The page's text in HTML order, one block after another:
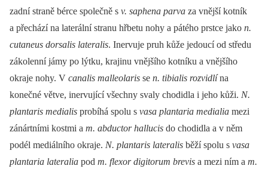
zadní straně bérce společně s v. saphena parva za vnější kotník
a přechází na laterální stranu hřbetu nohy a pátého prstce jako n.
cutaneus dorsalis lateralis. Inervuje pruh kůže jedoucí od středu
zákolenní jámy po lýtku, krajinu vnějšího kotníku a vnějšího
okraje nohy. V canalis malleolaris se n. tibialis rozvidlína
konečné větve, inervující všechny svaly chodidla i jeho kůži. N.
plantaris medialis probíhá spolu s vasa plantaria medialia mezi
zánártními kostmi a m. abductor hallucis do chodidla a v něm
podél mediálního okraje. N. plantaris lateralis běží spolu s vasa
plantaria lateralia pod m. flexor digitorum brevis a mezi ním a m.